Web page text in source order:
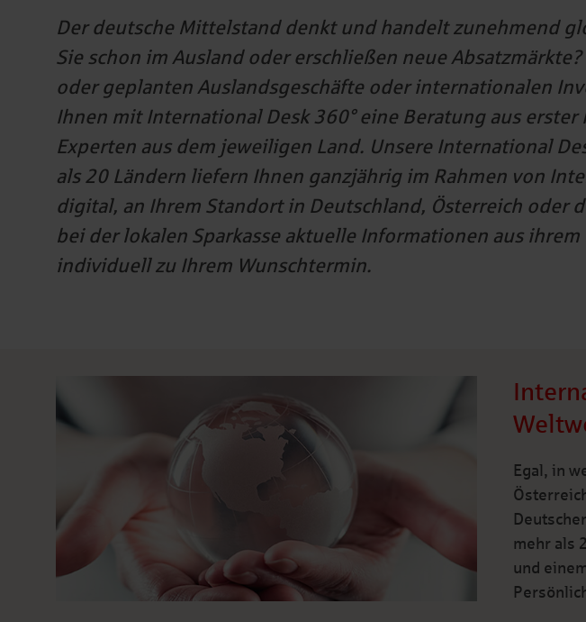
Der deutsche Mittelstand denkt und handelt zunehmend
Sie schon im Ausland oder erschließen neue
oder geplanten Auslandsgeschäfte oder internationalen
Ihnen mit International Desk 360° eine Beratung aus erster
Experten aus dem jeweiligen Land. Unsere International
als 20 Ländern liefern Ihnen ganzjährig im Rahmen von
digital, an Ihrem Standort in Deutschland, Österreich oder
bei der lokalen Sparkasse aktuelle Informationen aus ihrem
individuell zu Ihrem Wunschtermin.
Egal, in
mehr als
und